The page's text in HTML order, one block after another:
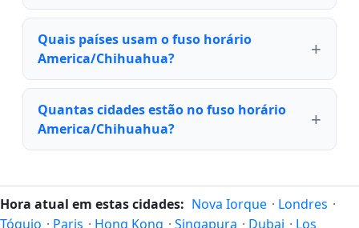
Quais países usam o fuso horário
America/Chihuahua?
Quantas cidades estão no fuso horário
America/Chihuahua?
Hora atual em estas cidades: Nova Iorque · Londres ·
Tóquio · Paris · Hong Kong · Singapura · Dubai · Los